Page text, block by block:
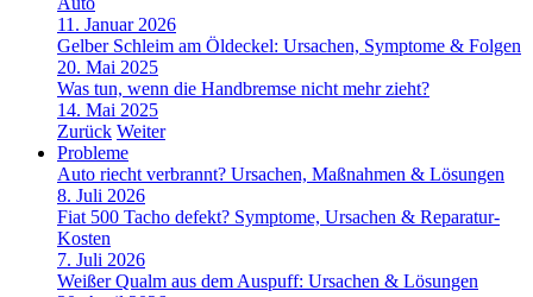
11. Januar 2026
Gelber Schleim am Öldeckel: Ursachen, Symptome & Folgen
20. Mai 2025
Was tun, wenn die Handbremse nicht mehr zieht?
14. Mai 2025
Zurück Weiter
Probleme
Auto riecht verbrannt? Ursachen, Maßnahmen & Lösungen
8. Juli 2026
Fiat 500 Tacho defekt? Symptome, Ursachen & Reparatur-
Kosten
7. Juli 2026
Weißer Qualm aus dem Auspuff: Ursachen & Lösungen